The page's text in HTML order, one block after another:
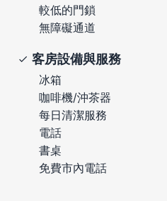
較低的門鎖
無障礙通道
客房設備與服務
冰箱
咖啡機/沖茶器
每日清潔服務
電話
書桌
免費市內電話